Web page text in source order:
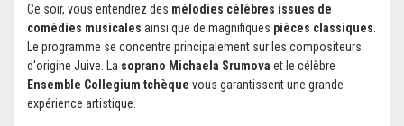
Ce soir, vous entendrez des mélodies célèbres issues de
comédies musicales ainsi que de magnifiques pièces classiques
Le programme se concentre principalement sur les compositeurs
d'origine Juive. La soprano Michaela Srumova et le célèbre
Ensemble Collegium tchèque vous garantissent une grande
expérience artistique.